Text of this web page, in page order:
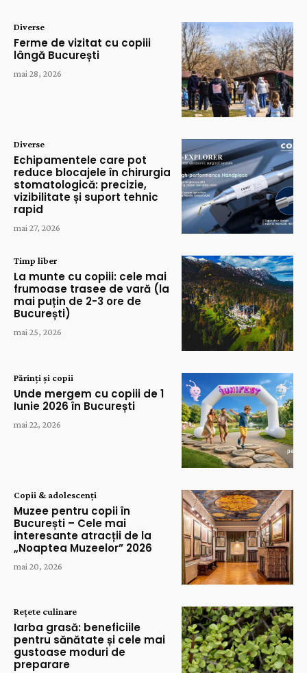
Diverse
Ferme de vizitat cu copiii
lângă București
mai 28, 2026
Diverse
Echipamentele care pot
reduce blocajele în chirurgia
stomatologică: precizie,
vizibilitate și suport tehnic
rapid
mai 27, 2026
Timp liber
La munte cu copiii: cele mai
frumoase trasee de vară (la
mai puțin de 2-3 ore de
București)
mai 25, 2026
Părinți și copii
Unde mergem cu copiii de 1
Iunie 2026 în București
mai 22, 2026
Copii & adolescenți
Muzee pentru copii în
București – Cele mai
interesante atracții de la
„Noaptea Muzeelor” 2026
mai 20, 2026
Rețete culinare
Iarba grasă: beneficiile
pentru sănătate și cele mai
gustoase moduri de
preparare